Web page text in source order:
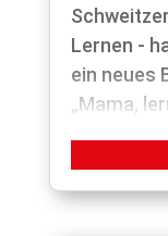
Lernen -
ein neues
„Mama,